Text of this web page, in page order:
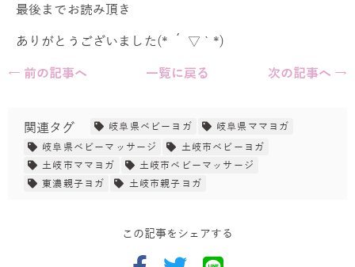
最後までお読み頂き
ありがとうございました(* ´ ▽ ` *)
← 前の記事へ
一覧に戻る 次の記事へ →
関連タグ 岐阜県ベビーヨガ
岐阜県ママヨガ
岐阜県ベビーマッサージ
土岐市ベビーヨガ
土岐市ママヨガ
土岐市ベビーマッサージ
東濃親子ヨガ
土岐市親子ヨガ
この記事をシェアする